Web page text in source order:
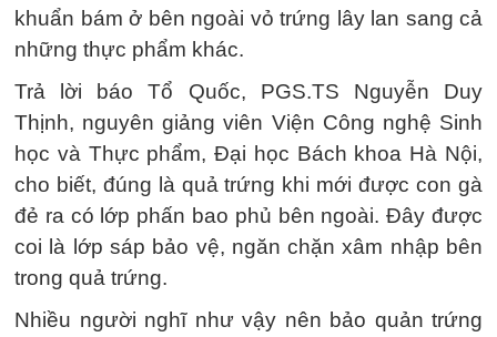
khuẩn bám ở bên ngoài vỏ trứng lây lan sang cả
những thực phẩm khác.
Trả lời báo Tổ Quốc, PGS.TS Nguyễn Duy
Thịnh, nguyên giảng viên Viện Công nghệ Sinh
học và Thực phẩm, Đại học Bách khoa Hà Nội,
cho biết, đúng là quả trứng khi mới được con gà
đẻ ra có lớp phấn bao phủ bên ngoài. Đây được
coi là lớp sáp bảo vệ, ngăn chặn xâm nhập bên
trong quả trứng.
Nhiều người nghĩ như vậy nên bảo quản trứng